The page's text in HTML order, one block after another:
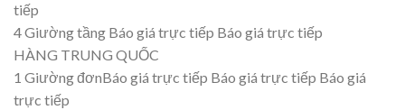
tiếp
4 Giường tầng Báo giá trực tiếp Báo giá trực tiếp
HÀNG TRUNG QUỐC
1 Giường đơnBáo giá trực tiếp Báo giá trực tiếp Báo giá
trực tiếp